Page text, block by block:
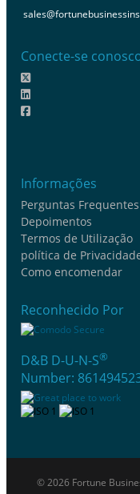
Conecte-se
Informações
Perguntas Frequentes
Depoimentos
Termos de Utilização
política de
Como encomendar
Reconhecido Por
D&B D-U-N-S®
Number:
© 2026 Fortune